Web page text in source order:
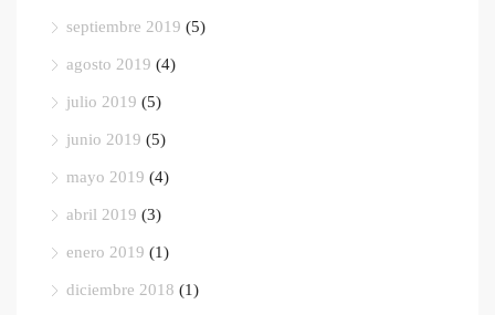
septiembre 2019 (5)
agosto 2019 (4)
julio 2019 (5)
junio 2019 (5)
mayo 2019 (4)
abril 2019 (3)
enero 2019 (1)
diciembre 2018 (1)